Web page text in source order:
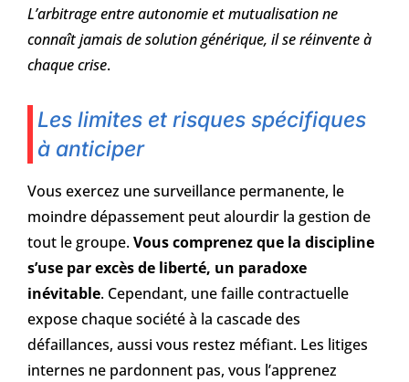
L’arbitrage entre autonomie et mutualisation ne
connaît jamais de solution générique, il se réinvente à
chaque crise.
Les limites et risques spécifiques
à anticiper
Vous exercez une surveillance permanente, le
moindre dépassement peut alourdir la gestion de
tout le groupe.Vous comprenez que la discipline
s’use par excès de liberté, un paradoxe
inévitable. Cependant, une faille contractuelle
expose chaque société à la cascade des
défaillances, aussi vous restez méfiant. Les litiges
internes ne pardonnent pas, vous l’apprenez